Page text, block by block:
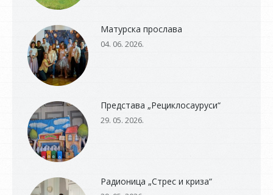
Матурска прослава
04. 06. 2026.
Представа „Рециклосауруси“
29. 05. 2026.
Радионица „Стрес и криза“